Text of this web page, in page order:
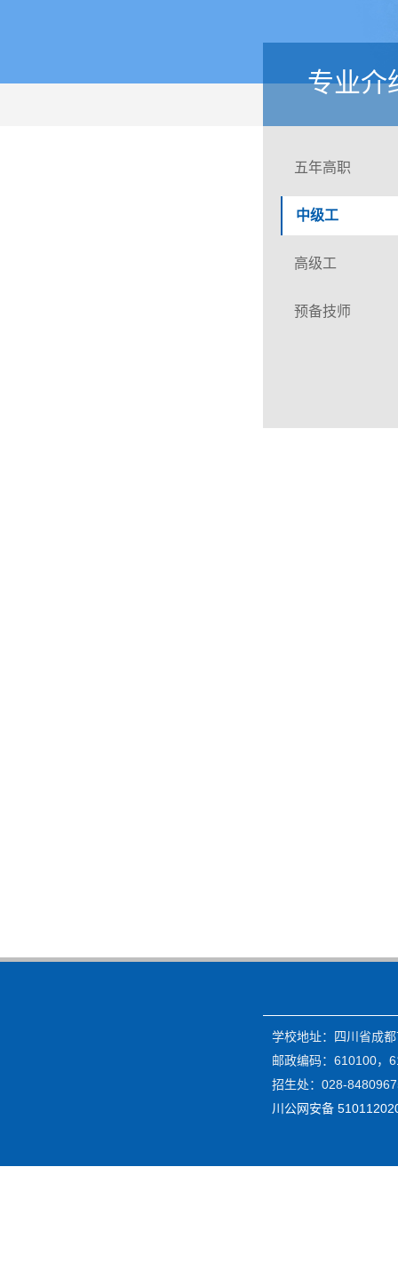
专业介
五年高职
中级工
高级工
预备技师
学校地址：四川省成
邮政编码：610100
招生处：028-
川公网安备